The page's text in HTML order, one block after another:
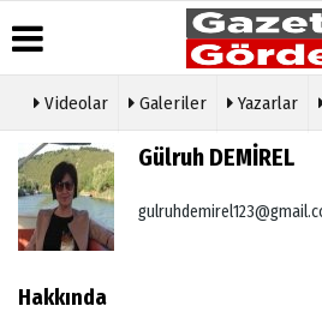
Üye Paneli
Haber
Arşivi
Gazete
Arşivi
Günün
Haberleri
Hava
Durumu
Gazete
Manşetleri
Videolar Galeriler Yazarlar
Gülruh DEMİREL
Hakkında